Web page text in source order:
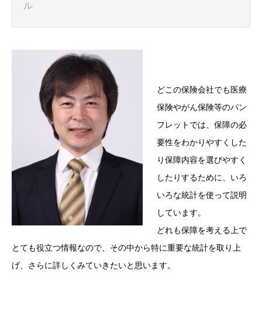
ル
どこの保険会社でも医療
保険やがん保険等のパン
フレットでは、保障の必
要性をわかりやすくした
り保障内容を選びやすく
したりするために、いろ
いろな統計を使って説明
しています。
どれも保障を考える上で
とても役立つ情報なので、その中から特に重要な統計を取り上
げ、さらに詳しくみていきたいと思います。